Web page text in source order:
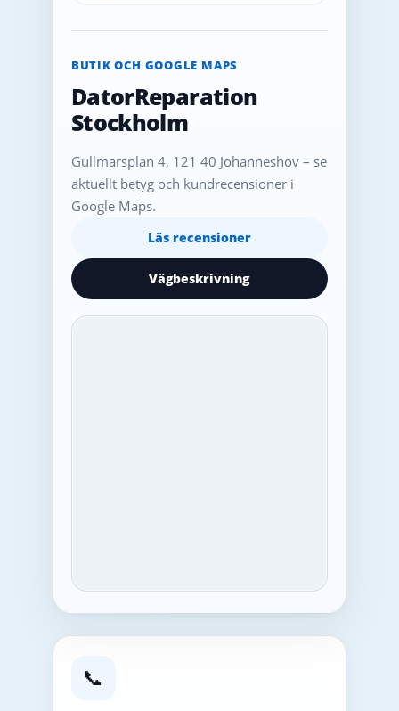
BUTIK OCH GOOGLE MAPS
DatorReparation
Stockholm
Gullmarsplan 4, 121 40 Johanneshov – se
aktuellt betyg och kundrecensioner i
Google Maps.
Läs recensioner
Vägbeskrivning
📞